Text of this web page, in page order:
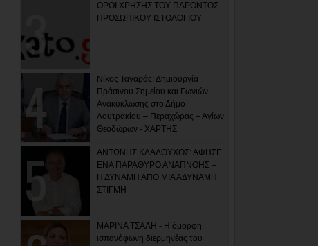
ΟΡΟΙ ΧΡΗΣΗΣ ΤΟΥ ΠΑΡΟΝΤΟΣ
ΠΡΟΣΩΠΙΚΟΥ ΙΣΤΟΛΟΓΙΟΥ
Νίκος Ταγαράς: Δημιουργία
Πράσινου Σημείου και Γωνιών
Ανακύκλωσης στο Δήμο
Λουτρακίου – Περαχώρας – Αγίων
Θεοδώρων - ΧΑΡΤΗΣ
ΑΝΤΩΝΗΣ ΚΛΑΔΟΥΧΟΣ: ΑΦΗΣΕ
ΕΝΑ ΠΑΡΑΘΥΡΟ ΑΝΑΠΝΟΗΣ –
Η ΔΥΝΑΜΗ ΑΠΟ ΜΙΑ ΑΔΥΝΑΜΗ
ΣΤΙΓΜΗ
ΜΑΡΙΝΑ ΤΣΑΛΗ - Η όμορφη
ισπανόφωνη διερμηνέας του